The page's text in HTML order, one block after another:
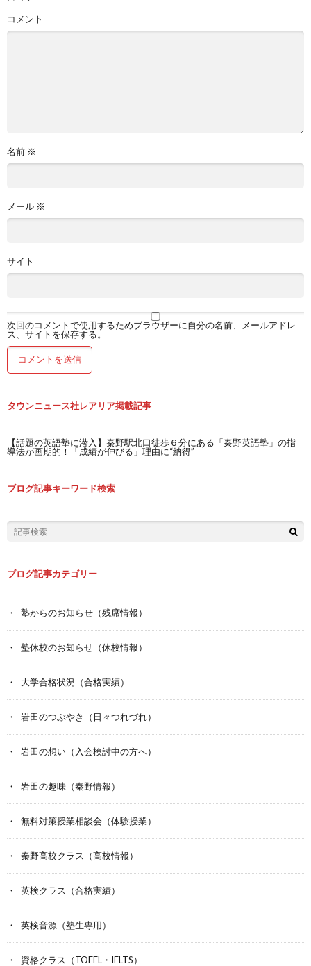
コメント
名前 ※
メール ※
サイト
次回のコメントで使用するためブラウザーに自分の名前、メールアドレ
ス、サイトを保存する。
タウンニュース社レアリア掲載記事
【話題の英語塾に潜入】秦野駅北口徒歩６分にある「秦野英語塾」の指
導法が画期的！「成績が伸びる」理由に“納得”
ブログ記事キーワード検索
ブログ記事カテゴリー
塾からのお知らせ（残席情報）
塾休校のお知らせ（休校情報）
大学合格状況（合格実績）
岩田のつぶやき（日々つれづれ）
岩田の想い（入会検討中の方へ）
岩田の趣味（秦野情報）
無料対策授業相談会（体験授業）
秦野高校クラス（高校情報）
英検クラス（合格実績）
英検音源（塾生専用）
資格クラス（TOEFL・IELTS）